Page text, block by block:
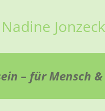
Nadine Jonzeck
– für Mensch